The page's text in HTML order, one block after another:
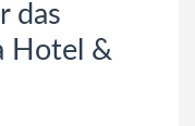
das
Hotel &